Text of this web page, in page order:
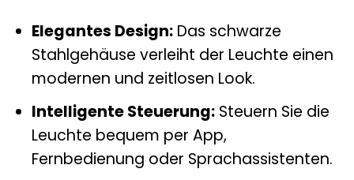
Elegantes Design:Das schwarze
Stahlgehäuse verleiht der Leuchte einen
modernen und zeitlosen Look.
Intelligente Steuerung:Steuern Sie die
Leuchte bequem per App,
Fernbedienung oder Sprachassistenten.